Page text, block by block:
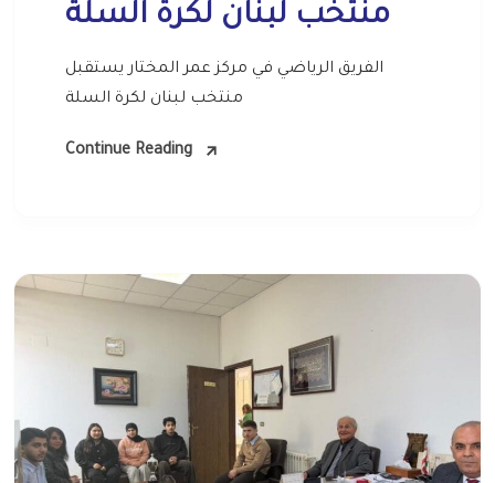
منتخب لبنان لكرة السلة
الفريق الرياضي في مركز عمر المختار يستقبل
منتخب لبنان لكرة السلة
Continue Reading